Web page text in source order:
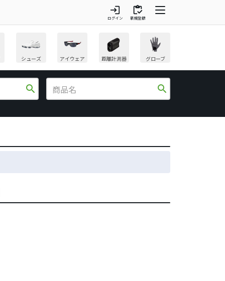
login
ログイン
inventory
新規登録
シューズ アイウェア 距離計測器 グローブ
search search